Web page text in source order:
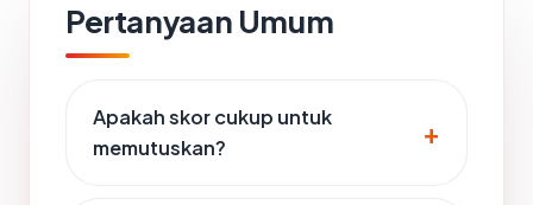
Pertanyaan Umum
Apakah skor cukup untuk
memutuskan?